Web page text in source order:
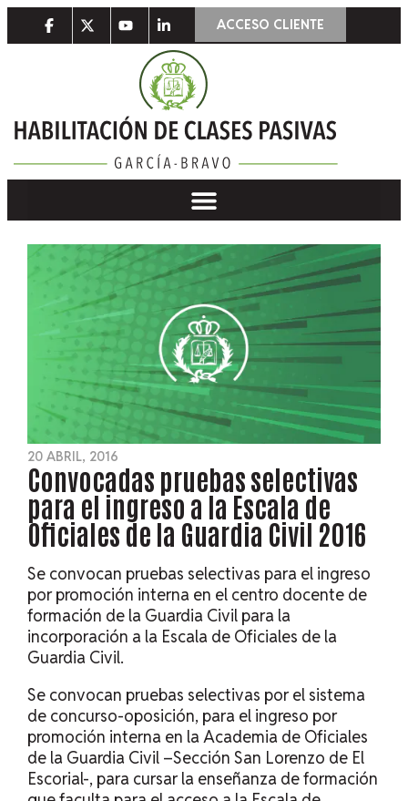
ACCESO CLIENTE
20 ABRIL, 2016
Convocadas pruebas selectivas
para el ingreso a la Escala de
Oficiales de la Guardia Civil 2016
Se convocan pruebas selectivas para el ingreso
por promoción interna en el centro docente de
formación de la Guardia Civil para la
incorporación a la Escala de Oficiales de la
Guardia Civil.
Se convocan pruebas selectivas por el sistema
de concurso-oposición, para el ingreso por
promoción interna en la Academia de Oficiales
de la Guardia Civil –Sección San Lorenzo de El
Escorial-, para cursar la enseñanza de formación